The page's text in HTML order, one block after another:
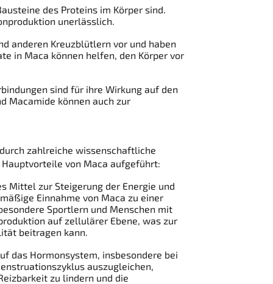
​​des Proteins im Körper sind.
unerlässlich.
anderen Kreuzblütlern vor und haben
in Maca können helfen, den Körper vor
sind für ihre Wirkung auf den
Macamide können auch zur
zahlreiche wissenschaftliche
von Maca aufgeführt:
zur Steigerung der Energie und
Einnahme von Maca zu einer
Sportlern und Menschen mit
auf zellulärer Ebene, was zur
beitragen kann.
das Hormonsystem, insbesondere bei
auszugleichen,
zu lindern und die